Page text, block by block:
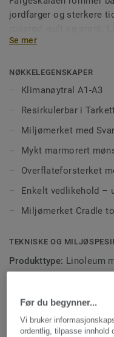
jordfarger og sterkere
være den slitesterke
trinnlydsdemping.
avhengig av
ved bestilling.
Se mer
NØKKELEGENSKAPER
Klimanøytral A1-A3
Resirkulerbar i
Miljømerket med
Mykt marmorert
Overflateforsterket
Enkelt vedlikehold –
Miljømerket Cradle
TEKNISKE OG
Produkttype: Linoleum
Klassifisering for
Klassifisering for
Før du begynner...
Vi bruker
ordentlig, tilpasse innhold